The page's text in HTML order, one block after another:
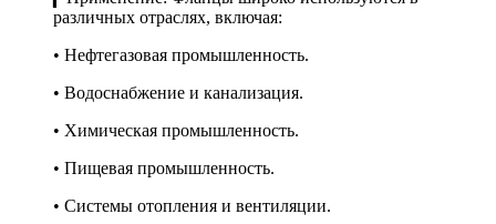
различных отраслях, включая:
• Нефтегазовая промышленность.
• Водоснабжение и канализация.
• Химическая промышленность.
• Пищевая промышленность.
• Системы отопления и вентиляции.